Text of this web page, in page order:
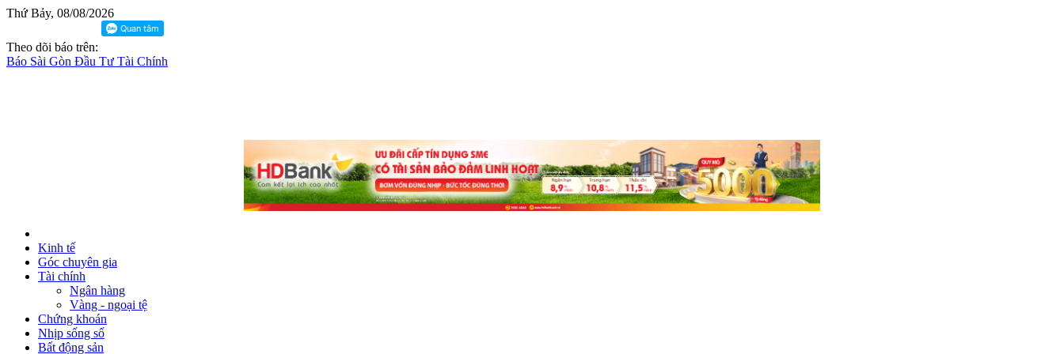
Thứ Bảy, 08/08/2026
Theo dõi báo trên:
Báo Sài Gòn Đầu Tư Tài Chính
Kinh tế
Góc chuyên gia
Tài chính
Ngân hàng
Vàng - ngoại tệ
Chứng khoán
Nhịp sống số
Bất động sản